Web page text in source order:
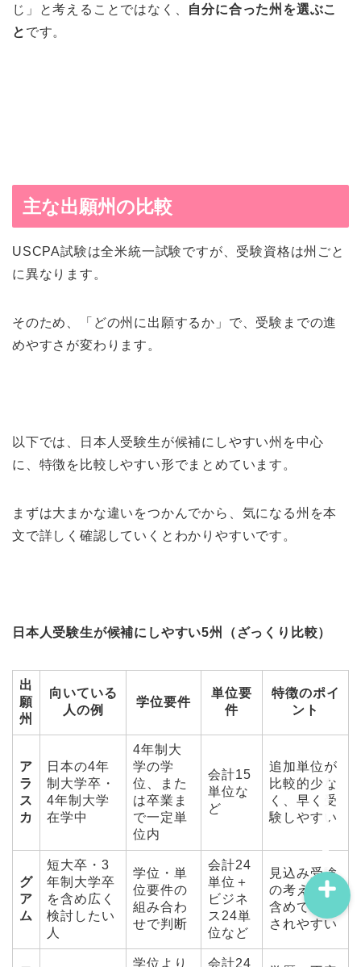
じ」と考えることではなく、 自分に合った州を選ぶこ
と です。
主な出願州の比較
USCPA試験は全米統一試験ですが、受験資格は州ごと
に異なります。
そのため、「どの州に出願するか」で、受験までの進
めやすさが変わります。
以下では、日本人受験生が候補にしやすい州を中心
に、特徴を比較しやすい形でまとめています。
まずは大まかな違いをつかんでから、気になる州を本
文で詳しく確認していくとわかりやすいです。
日本人受験生が候補にしやすい5州（ざっくり比較）
出
願
州
向いている
人の例
学位要件
単位要
件
特徴のポイ
ント
ア
ラ
ス
カ
日本の4年
制大学卒・
4年制大学
在学中
4年制大
学の学
位、また
は卒業ま
で一定単
位内
会計15
単位な
ど
追加単位が
比較的少な
く、早く受
験しやすい
グ
ア
ム
短大卒・ 3
年制大学卒
を含め広く
検討したい
人
学位・単
位要件の
組み合わ
せで判断
会計24
単位＋
ビジネ
ス24単
位など
見込み受験
の考え方も
含めて検討
されやすい
学位より 会計24
プロフィール
サイトマップ